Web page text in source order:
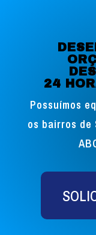
24
Possuímos
os bairros de